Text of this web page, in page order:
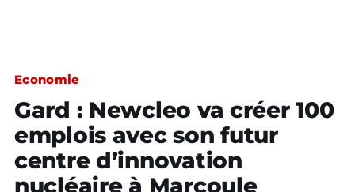
Economie
Gard : Newcleo va créer 100
emplois avec son futur
centre d’innovation
nucléaire à Marcoule